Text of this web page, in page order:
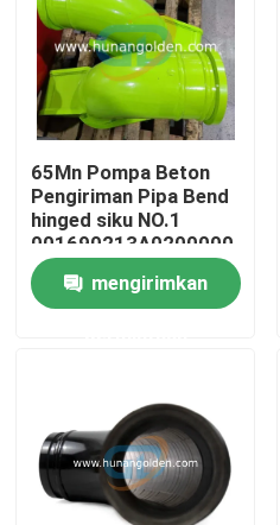
Tur Pabrik
Kontrol kualitas
Hubungi kami
Berita
Suku Cadang Pompa Beton
Pipa Pengiriman Pompa
65Mn Pompa Beton
Pengiriman Pipa Bend
hinged siku NO.1
001690213A0200000
mengirimkan